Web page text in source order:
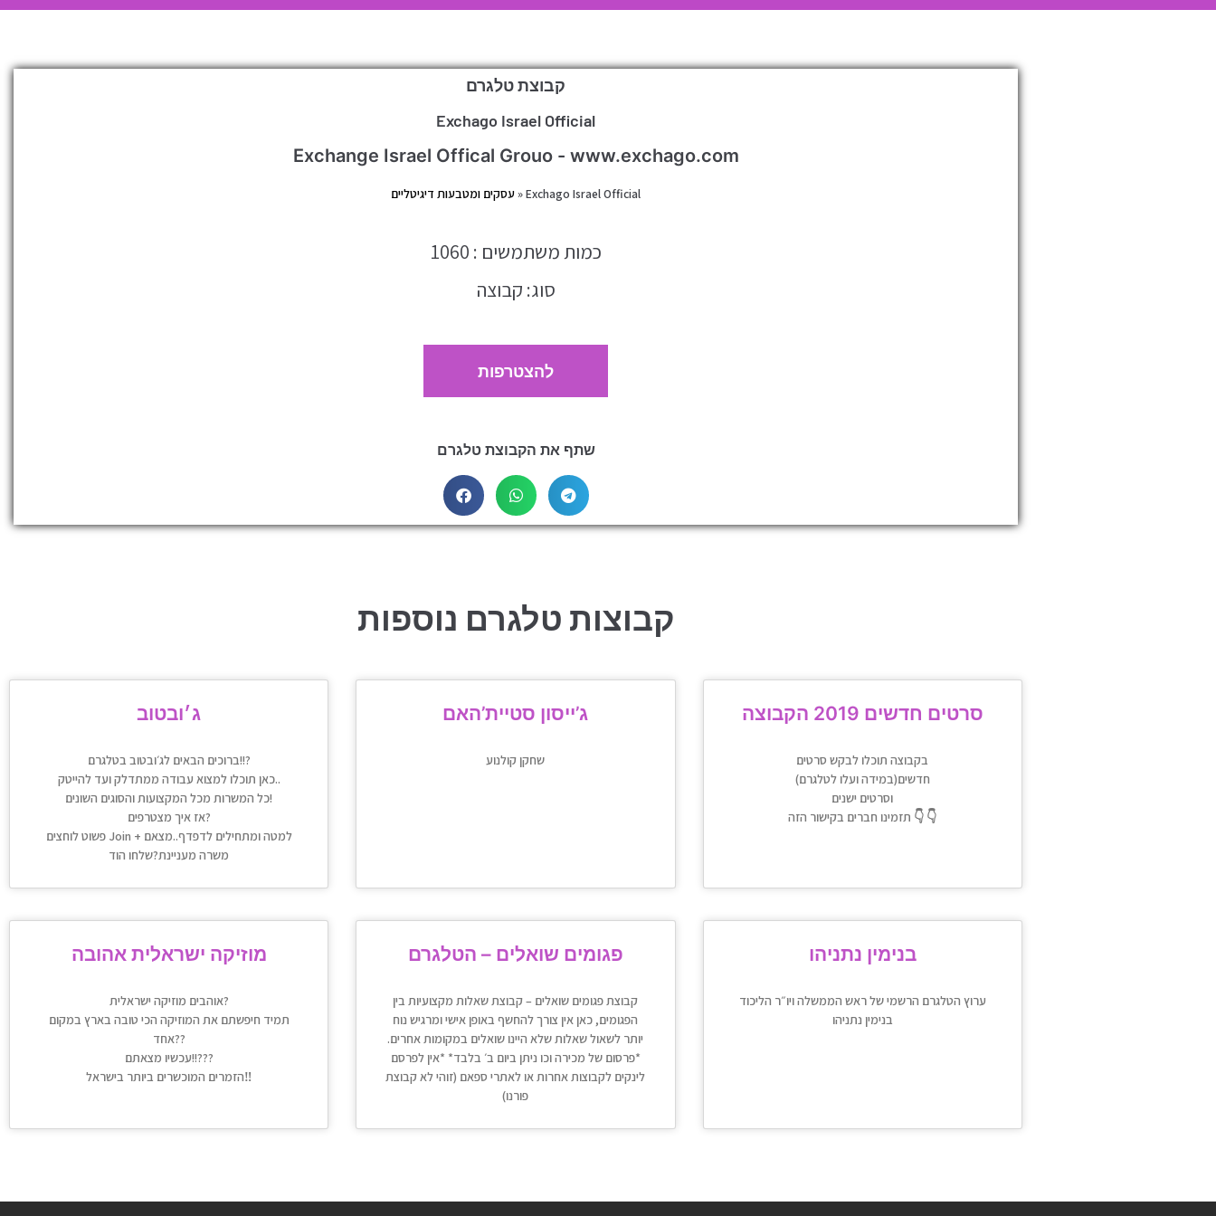
קבוצת טלגרם
Exchago Israel Official
Exchange Israel Offical Grouo - www.exchago.com
עסקים ומטבעות דיגיטליים»Exchago Israel Official
כמות משתמשים : 1060
סוג: קבוצה
להצטרפות
שתף את הקבוצת טלגרם
קבוצות טלגרם נוספות
ג׳ובטוב
ברוכים הבאים לג׳ובטוב בטלגרם!!?
כאן תוכלו למצוא עבודה ממתדלק ועד להייטק..
כל המשרות מכל המקצועות והסוגים השונים!
אז איך מצטרפים?
פשוט לוחצים Join + למטה ומתחילים לדפדף..מצאם
משרה מעניינת?שלחו הוד
ג’ייסון סטיית’האם
שחקן קולנוע
סרטים חדשים 2019 הקבוצה
בקבוצה תוכלו לבקש סרטים
חדשים(במידה ועלו לטלגרם)
וסרטים ישנים
תזמינו חברים בקישור הזה 👇 👇
מוזיקה ישראלית אהובה
אוהבים מוזיקה ישראלית?
תמיד חיפשתם את המוזיקה הכי טובה בארץ במקום
אחד??
עכשיו מצאתם!!???
הזמרים המוכשרים ביותר בישראל‼️
פגומים שואלים – הטלגרם
קבוצת פגומים שואלים – קבוצת שאלות מקצועיות בין
הפגומים, כאן אין צורך להחשף באופן אישי ומרגיש נוח
יותר לשאול שאלות שלא היינו שואלים במקומות אחרים.
*פרסום של מכירה וכו ניתן ביום ב׳ בלבד* *אין לפרסם
לינקים לקבוצות אחרות או לאתרי ספאם (זוהי לא קבוצת
פורנו)
בנימין נתניהו
ערוץ הטלגרם הרשמי של ראש הממשלה ויו״ר הליכוד
בנימין נתניהו